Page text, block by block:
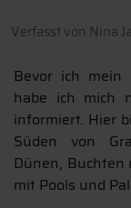
Verfasst von Nina
Bevor ich mein
habe ich mich
informiert. Hier
Süden von
Dünen, Buchten
mit Pools und